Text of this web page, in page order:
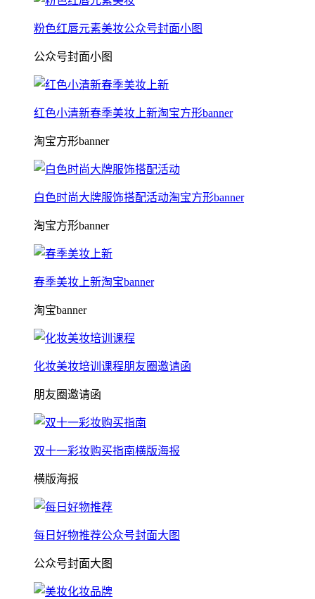
粉色红唇元素美妆公众号封面小图
公众号封面小图
红色小清新春季美妆上新淘宝方形banner
淘宝方形banner
白色时尚大牌服饰搭配活动淘宝方形banner
淘宝方形banner
春季美妆上新淘宝banner
淘宝banner
化妆美妆培训课程朋友圈邀请函
朋友圈邀请函
双十一彩妆购买指南横版海报
横版海报
每日好物推荐公众号封面大图
公众号封面大图